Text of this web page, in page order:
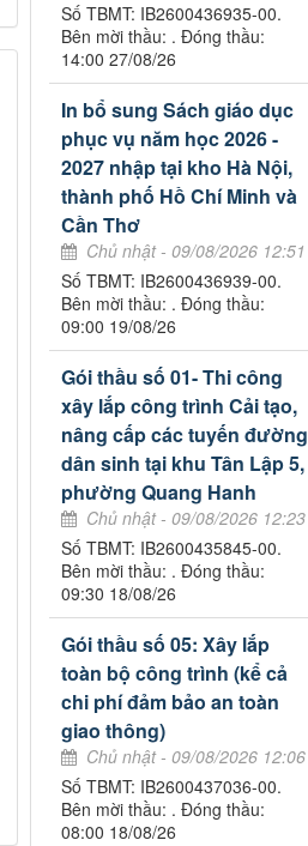
Số TBMT: IB2600436935-00.
Bên mời thầu: . Đóng thầu:
14:00 27/08/26
In bổ sung Sách giáo dục
phục vụ năm học 2026 -
2027 nhập tại kho Hà Nội,
thành phố Hồ Chí Minh và
Cần Thơ
Chủ nhật - 09/08/2026 12:51
Số TBMT: IB2600436939-00.
Bên mời thầu: . Đóng thầu:
09:00 19/08/26
Gói thầu số 01- Thi công
xây lắp công trình Cải tạo,
nâng cấp các tuyến đường
dân sinh tại khu Tân Lập 5,
phường Quang Hanh
Chủ nhật - 09/08/2026 12:23
Số TBMT: IB2600435845-00.
Bên mời thầu: . Đóng thầu:
09:30 18/08/26
Gói thầu số 05: Xây lắp
toàn bộ công trình (kể cả
chi phí đảm bảo an toàn
giao thông)
Chủ nhật - 09/08/2026 12:06
Số TBMT: IB2600437036-00.
Bên mời thầu: . Đóng thầu:
08:00 18/08/26